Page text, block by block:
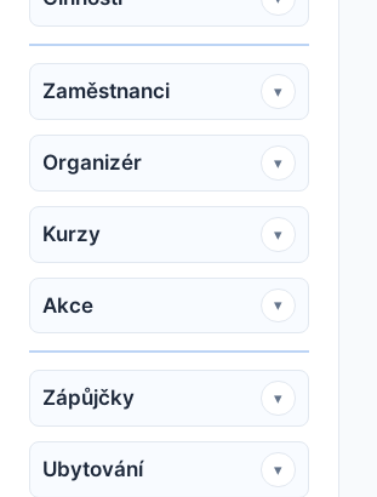
Zaměstnanci ▾
Organizér ▾
Kurzy ▾
Akce ▾
Zápůjčky ▾
Ubytování ▾